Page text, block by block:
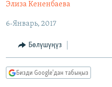
ЭКОНОМИКА
МАДАНИЯТ
БОРБОР АЗИЯ
АТАЙЫН ИЛИКТӨӨ
ТВ ПРОГРАММАЛАР
БҮГҮН АЗАТТЫКТА
БИЗ ЖАНА ДҮЙНӨ
ПОДКАСТ
ӨЗГӨЧӨ ПИКИР
Элиза Кененбаева
6-Январь, 2017
Бөлүшүңүз
Бизди Google'дан табыңыз